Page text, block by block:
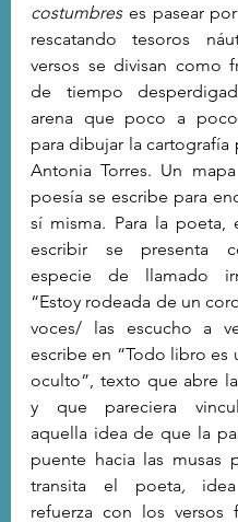
costumbres es pasear
rescatando tesoros
versos se divisan como
de tiempo
arena que poco a
para dibujar la cartografía
Antonia Torres. Un
poesía se escribe para
sí misma. Para la poeta,
escribir se presenta
especie de llamado
“Estoy rodeada de un
voces/ las escucho a
escribe en “Todo libro es
oculto”, texto que abre
y que pareciera
aquella idea de que la
puente hacia las musas
transita el poeta,
refuerza con los versos